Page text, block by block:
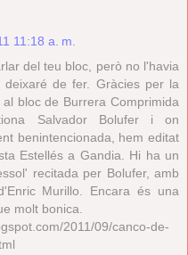
11:18 a. m.
del teu bloc, però no l'havia
de fer. Gràcies per la
bloc de Burrera Comprimida
Salvador Bolufer i on
benintencionada, hem editat
Estellés a Gandia. Hi ha un
recitada per Bolufer, amb
Murillo. Encara és una
molt bonica.
2011/09/canco-de-